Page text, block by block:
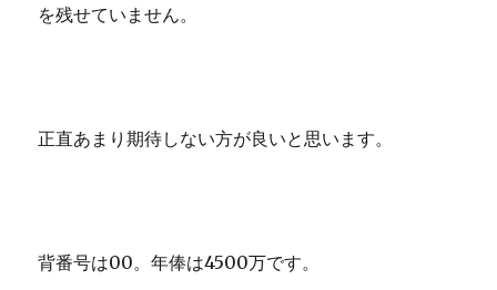
を残せていません。
正直あまり期待しない方が良いと思います。
背番号は00。年俸は4500万です。